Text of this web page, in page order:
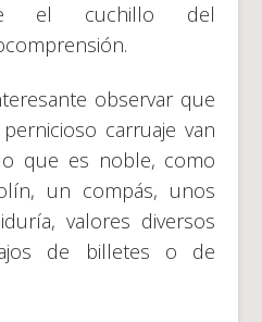
el cuchillo del
observar que
carruaje van
que es noble, como
un compás, unos
valores diversos
de billetes o de